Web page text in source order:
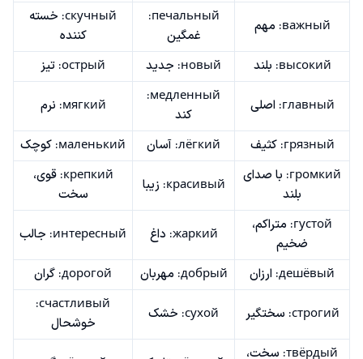
важный: مهم
печальный:
غمگین
скучный: خسته
کننده
высокий: بلند
новый: جدید острый: تیز
главный: اصلی
медленный:
کند
мягкий: نرم
грязный: کثیف лёгкий: آسان
маленький: کوچک
громкий: با صدای
بلند
красивый: زیبا
крепкий: قوی،
سخت
густой: متراکم،
ضخیم
жаркий: داغ интересный: جالب
дешёвый: ارزان добрый: مهربان дорогой: گران
строгий: سختگیر сухой: خشک
счастливый:
خوشحال
твёрдый: سخت،